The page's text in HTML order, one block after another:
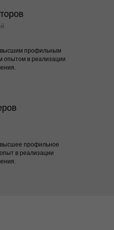
высшим профильным
опытом в реализации
профильное
в реализации